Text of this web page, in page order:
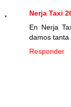
Nerja Taxi
En Nerja
damos tanta
Responder